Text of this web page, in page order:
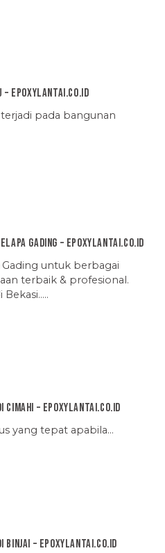
EpoxyLantai.co.id
pada bangunan
Gading – EpoxyLantai.co.id
untuk berbagai
terbaik & profesional.
Bekasi…..
Cimahi – EpoxyLantai.co.id
yang tepat apabila…
Binjai – EpoxyLantai.co.id